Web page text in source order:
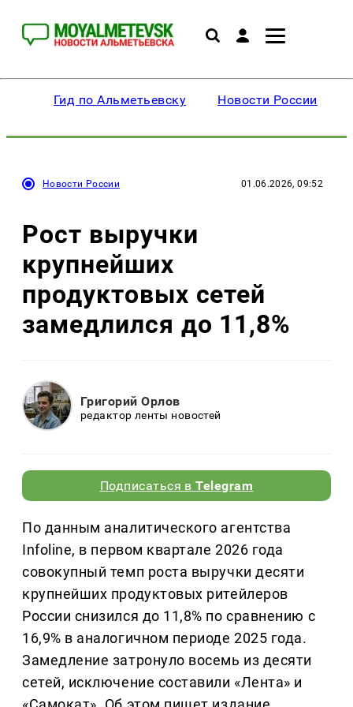
Гид по Альметьевску Новости России
Новости России 01.06.2026, 09:52
Рост выручки
крупнейших
продуктовых сетей
замедлился до 11,8%
Григорий Орлов
редактор ленты новостей
Подписаться вTelegram
По данным аналитического агентства
Infoline, в первом квартале 2026 года
совокупный темп роста выручки десяти
крупнейших продуктовых ритейлеров
России снизился до 11,8% по сравнению с
16,9% в аналогичном периоде 2025 года.
Замедление затронуло восемь из десяти
сетей, исключение составили «Лента» и